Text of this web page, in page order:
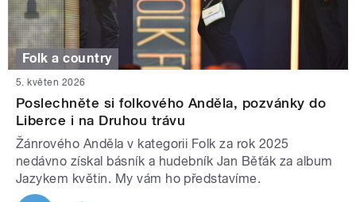
Folk a country
5. květen 2026
Poslechněte si folkového Anděla, pozvánky do
Liberce i na Druhou trávu
Žánrového Anděla v kategorii Folk za rok 2025
nedávno získal básník a hudebník Jan Běťák za album
Jazykem květin. My vám ho představíme.